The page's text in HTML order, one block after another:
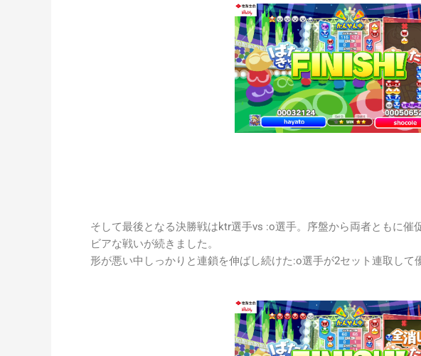
そして最後となる決勝戦はktr選手vs :o選手。序盤から両者ともに催
ビアな戦いが続きました。
形が悪い中しっかりと連鎖を伸ばし続けた:o選手が2セット連取して